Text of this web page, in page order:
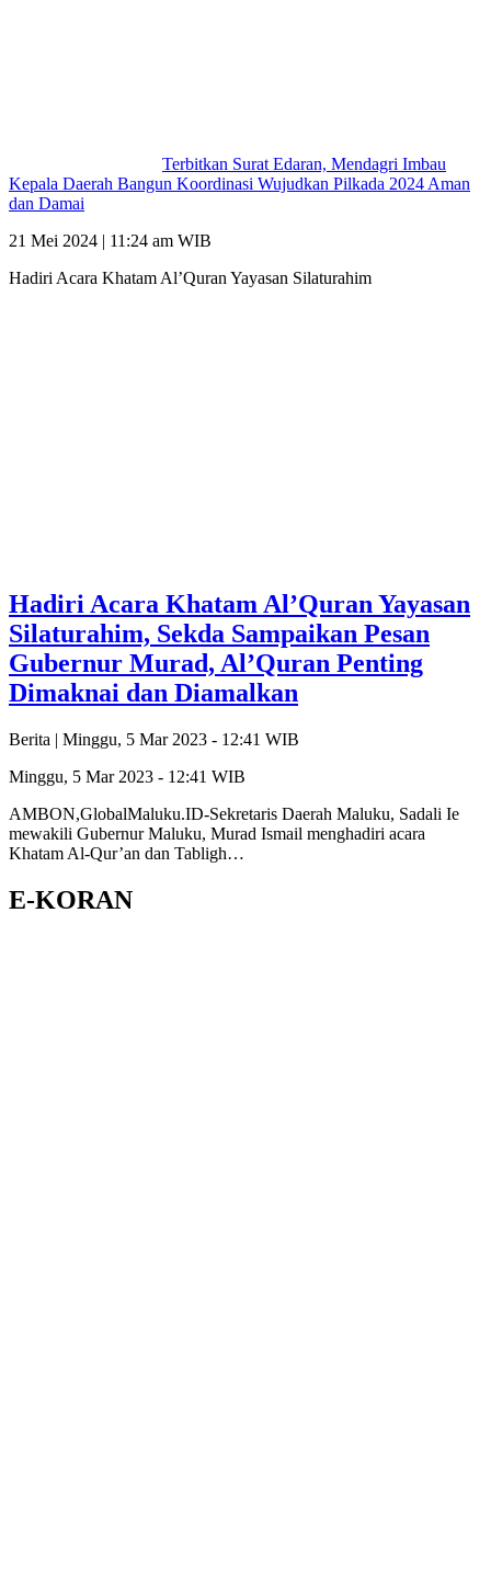
Terbitkan Surat Edaran, Mendagri Imbau
Kepala Daerah Bangun Koordinasi Wujudkan Pilkada 2024 Aman
dan Damai
21 Mei 2024 | 11:24 am WIB
Hadiri Acara Khatam Al’Quran Yayasan Silaturahim
Hadiri Acara Khatam Al’Quran Yayasan
Silaturahim, Sekda Sampaikan Pesan
Gubernur Murad, Al’Quran Penting
Dimaknai dan Diamalkan
Berita | Minggu, 5 Mar 2023 - 12:41 WIB
Minggu, 5 Mar 2023 - 12:41 WIB
AMBON,GlobalMaluku.ID-Sekretaris Daerah Maluku, Sadali Ie
mewakili Gubernur Maluku, Murad Ismail menghadiri acara
Khatam Al-Qur’an dan Tabligh…
E-KORAN